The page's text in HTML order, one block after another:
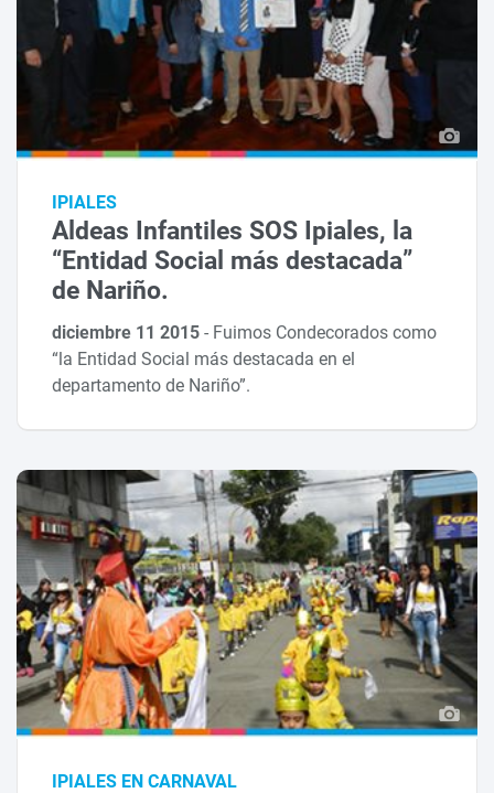
IPIALES
Aldeas Infantiles SOS Ipiales, la
“Entidad Social más destacada”
de Nariño.
diciembre 11 2015- Fuimos Condecorados como
“la Entidad Social más destacada en el
departamento de Nariño”.
IPIALES EN CARNAVAL